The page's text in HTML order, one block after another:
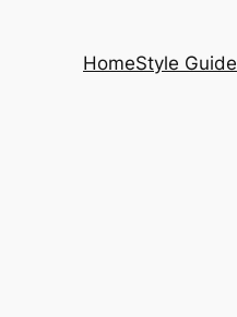
HomeStyle Guide